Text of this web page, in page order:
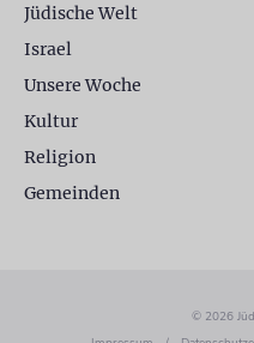
Jüdische Welt
Israel
Unsere Woche
Kultur
Religion
Gemeinden
© 2026